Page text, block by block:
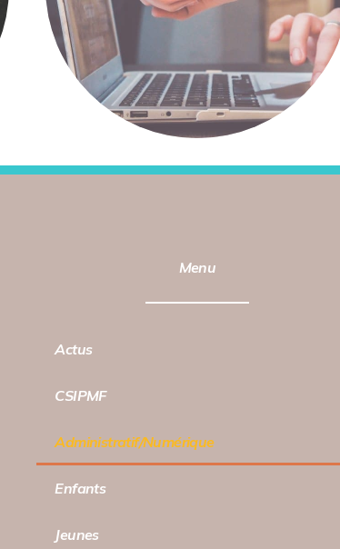
Menu
Actus
CSIPMF
Administratif/Numérique
Enfants
Jeunes